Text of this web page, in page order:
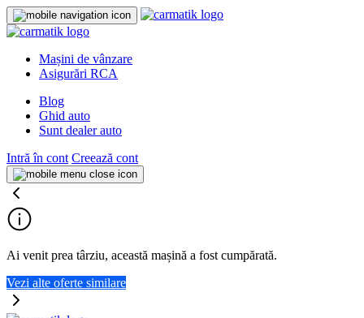
Mașini de vânzare
Asigurări RCA
Blog
Ghid auto
Sunt dealer auto
Intră în cont Creează cont
Ai venit prea târziu, această mașină a fost cumpărată.
Vezi alte oferte similare